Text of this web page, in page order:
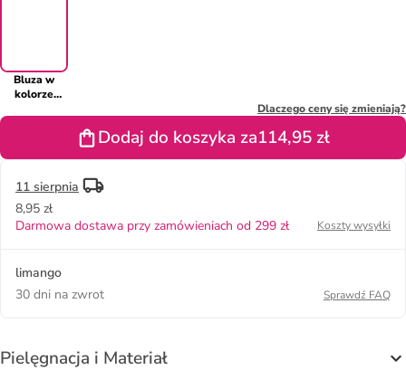
Bluza w
kolorze
Dlaczego ceny się zmieniają?
Dodaj do koszyka za114,95 zł
11 sierpnia
8,95 zł
Darmowa dostawa przy zamówieniach od 299 zł
Koszty wysyłki
limango
30 dni na zwrot
Sprawdź FAQ
Pielęgnacja i Materiał